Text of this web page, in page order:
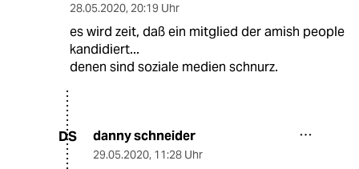
28.05.2020, 20:19 Uhr
es wird zeit, daß ein mitglied der amish people
kandidiert...
denen sind soziale medien schnurz.
DS danny schneider
29.05.2020, 11:28 Uhr